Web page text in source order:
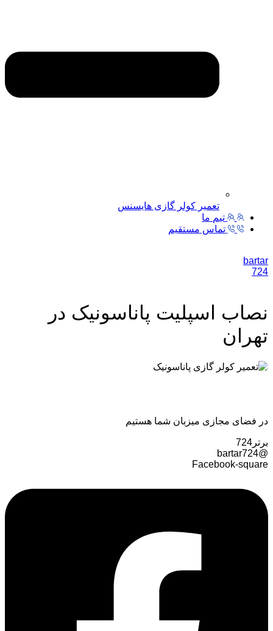
تعمیر کولر گازی هایسنس
تیم ما
تماس مستقیم
bartar
724
نصاب اسپلیت پاناسونیک در
تهران
در فضای مجازی میزبان شما هستیم
برتر724
@bartar724
Facebook-square